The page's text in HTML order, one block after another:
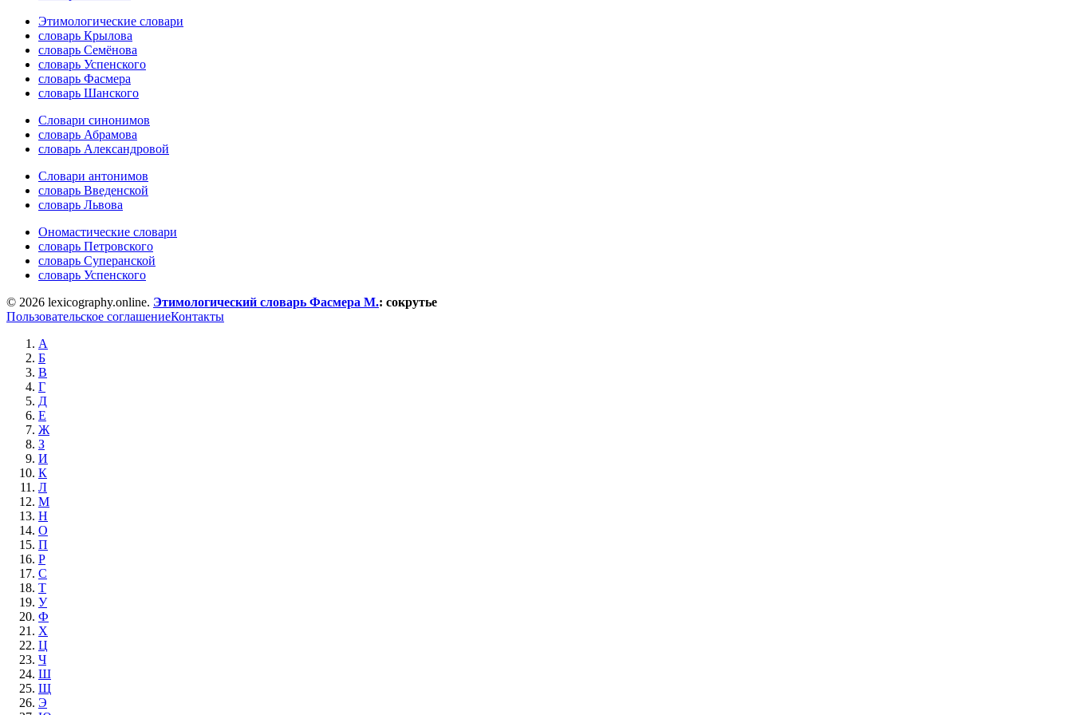
Этимологические словари
словарь Крылова
словарь Семёнова
словарь Успенского
словарь Фасмера
словарь Шанского
Словари синонимов
словарь Абрамова
словарь Александровой
Словари антонимов
словарь Введенской
словарь Львова
Ономастические словари
словарь Петровского
словарь Суперанской
словарь Успенского
© 2026 lexicography.online. Этимологический словарь Фасмера М.: сокрутье
Пользовательское соглашениеКонтакты
А
Б
В
Г
Д
Е
Ж
З
И
К
Л
М
Н
О
П
Р
С
Т
У
Ф
Х
Ц
Ч
Ш
Щ
Э